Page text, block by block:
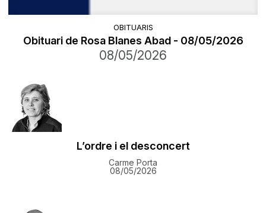
OBITUARIS
Obituari de Rosa Blanes Abad - 08/05/2026
08/05/2026
L’ordre i el desconcert
Carme Porta
08/05/2026